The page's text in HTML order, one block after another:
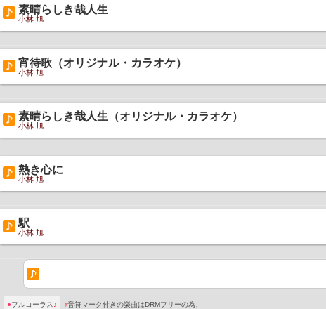
素晴らしき哉人生
小林 旭
宵待歌（オリジナル・カラオケ）
小林 旭
素晴らしき哉人生（オリジナル・カラオケ）
小林 旭
熱き心に
小林 旭
駅
小林 旭
●フルコーラス ♪
♪音符マーク付きの楽曲はDRMフリーの為、